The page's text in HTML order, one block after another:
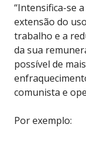
“Intensifica-se
extensão do
trabalho e a
da sua
possível de
comunista e
Por exemplo: